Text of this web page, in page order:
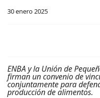
30 enero 2025
ENBA y la Unión de
firman un convenio de
conjuntamente para
producción de alimentos.